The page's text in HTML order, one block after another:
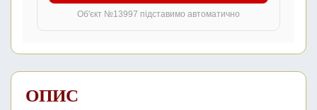
Об'єкт №13997 підставимо автоматично
ОПИС